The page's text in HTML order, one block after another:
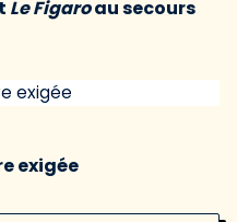
Le Figaroau secours
exigée